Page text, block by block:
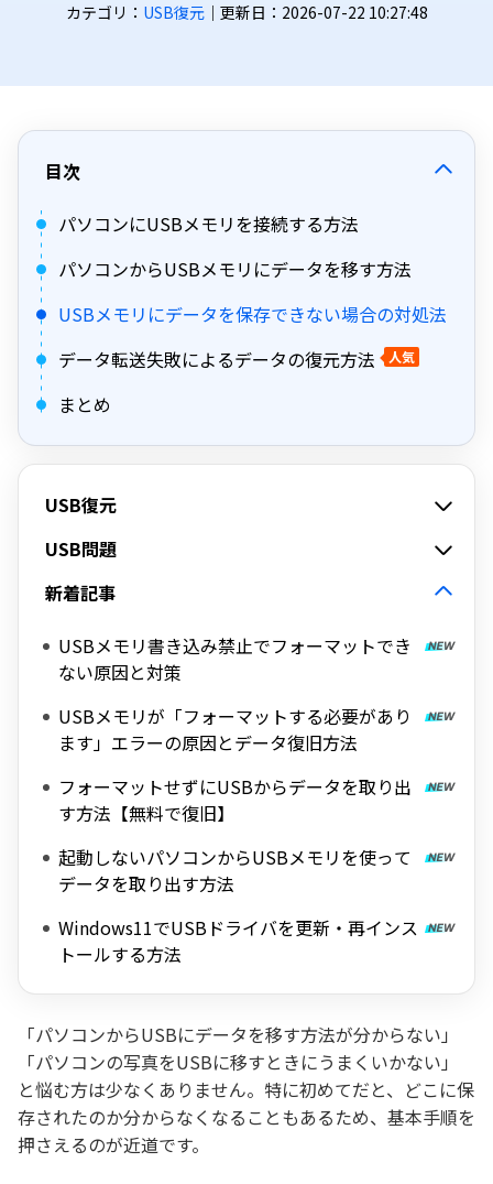
カテゴリ： USB復元｜更新日：2026-07-22 10:27:48
目次
パソコンにUSBメモリを接続する方法
パソコンからUSBメモリにデータを移す方法
USBメモリにデータを保存できない場合の対処法
データ転送失敗によるデータの復元方法
人気
まとめ
USB復元
USB問題
新着記事
USBメモリ書き込み禁止でフォーマットでき
ない原因と対策
USBメモリが「フォーマットする必要があり
ます」エラーの原因とデータ復旧方法
フォーマットせずにUSBからデータを取り出
す方法【無料で復旧】
起動しないパソコンからUSBメモリを使って
データを取り出す方法
Windows11でUSBドライバを更新・再インス
トールする方法
「パソコンからUSBにデータを移す方法が分からない」
「パソコンの写真をUSBに移すときにうまくいかない」
と悩む方は少なくありません。特に初めてだと、どこに保
存されたのか分からなくなることもあるため、基本手順を
押さえるのが近道です。